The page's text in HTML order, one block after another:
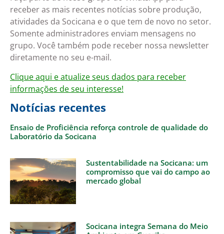
receber as mais recentes notícias sobre produção,
atividades da Socicana e o que tem de novo no setor.
Somente administradores enviam mensagens no
grupo. Você também pode receber nossa newsletter
diretamente no seu e-mail.
Clique aqui e atualize seus dados para receber
informações de seu interesse!
Notícias recentes
Ensaio de Proficiência reforça controle de qualidade do
Laboratório da Socicana
Sustentabilidade na Socicana: um
compromisso que vai do campo ao
mercado global
Socicana integra Semana do Meio